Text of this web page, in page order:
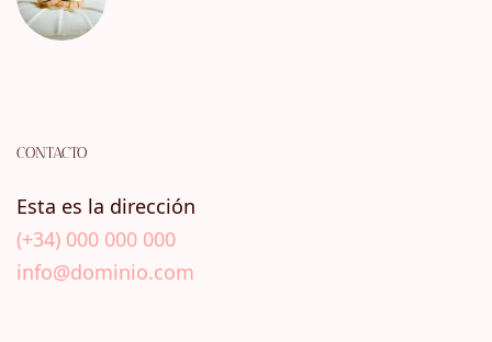
CONTACTO
Esta es la dirección
(+34) 000 000 000
info@dominio.com